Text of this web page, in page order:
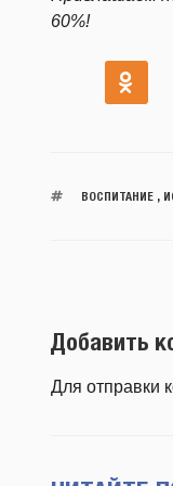
60%!
ВОСПИТАНИЕ,
Добавить
Для отправки